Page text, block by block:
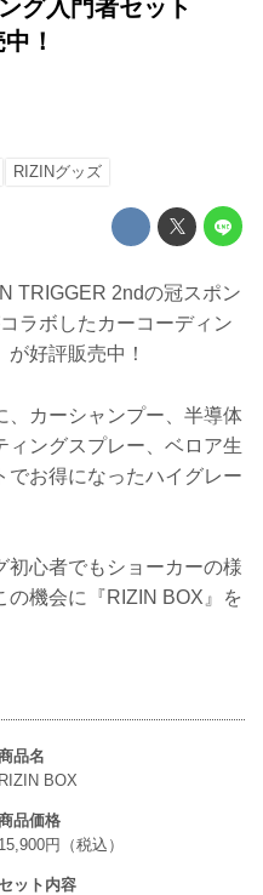
グ入門者セット
！
RIZINグッズ
TRIGGER 2ndの冠スポン
ラボしたカーコーディン
好評販売中！
、カーシャンプー、半導体
ィングスプレー、ベロア生
でお得になったハイグレー
初心者でもショーカーの様
の機会に『RIZIN BOX』を
品名
RIZIN BOX
品価格
15,900円（税込）
セット内容